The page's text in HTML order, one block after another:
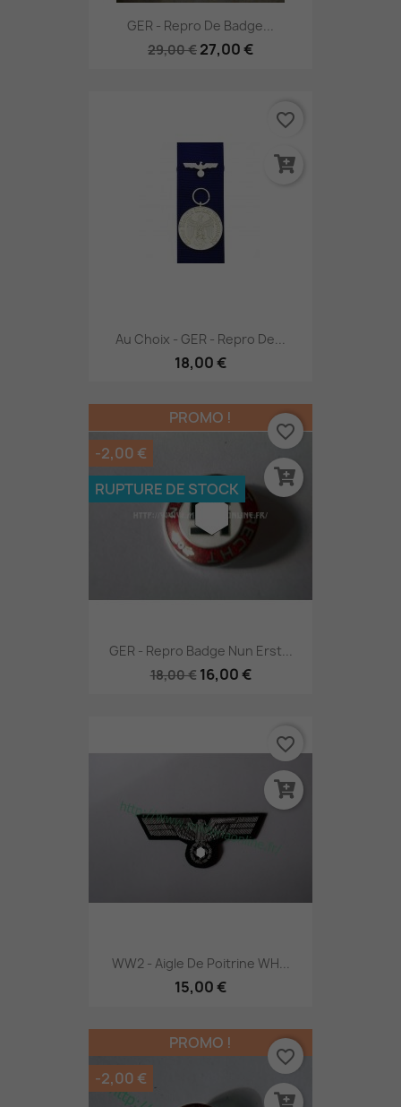
GER - Repro De Badge...
29,00 € 27,00 €
Au Choix - GER - Repro De...
18,00 €
favorite_border
GER - Repro Badge Nun Erst...
18,00 € 16,00 €
PROMO !
-2,00 €
RUPTURE DE STOCK
favorite_border
WW2 - Aigle De Poitrine WH...
15,00 €
favorite_border
PROMO !
-2,00 €
favorite_border